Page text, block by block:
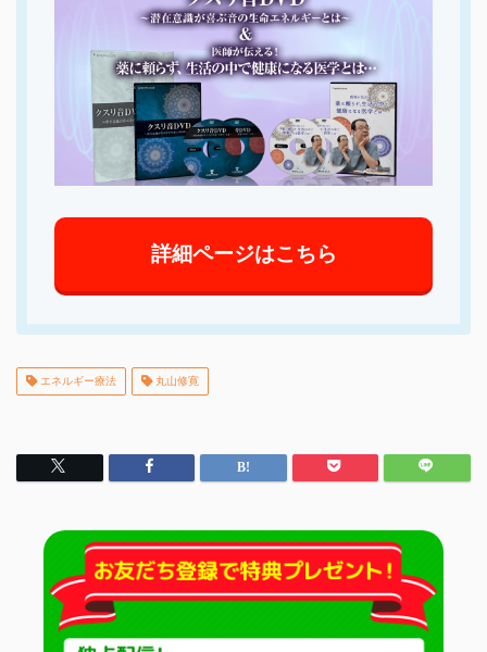
詳細ページはこちら
エネルギー療法 丸山修寛